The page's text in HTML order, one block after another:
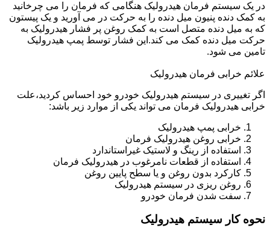
در یک سیستم فرمان هیدرولیک هنگامی که فرمان را می چرخانید
به کمک دنده پنیون میل دنده را به حرکت در می آورید و یک پیستون
که به میل دنده متصل است به کمک روغن پر فشار هیدرولیک به
حرکت میل دنده کمک می کند.این فشار توسط پمپ هیدرولیک
تامین می شود.
علائم خرابی فرمان هیدرولیک
اگر تغییری در سیستم هیدرولیک خودرو خود احساس کردید،علت
خرابی هیدرولیک فرمان می تواند یکی از موارد زیر باشد:
خرابی پمپ هیدرولیک
خرابی روغن هیدرولیک فرمان
استفاده از رینگ و لاستیک غیراستاندارد
استفاده از قطعات نامرغوب در هیدرولیک فرمان
کارکرد بدون روغن و یا سطح پایین روغن
روغن ریزی در سیستم هیدرولیک
سفت شدن فرمان خودرو
نحوه کار سیستم هیدرولیک